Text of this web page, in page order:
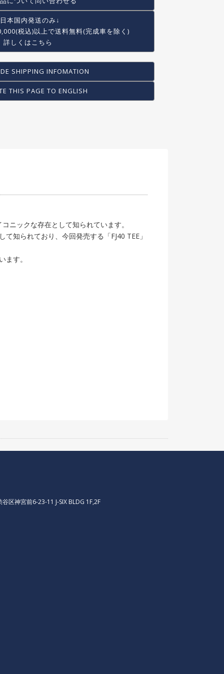
本国内発送のみ↓
税込)以上で送料無料(完成車を除く)
詳しくはこちら
SHIPPING INFOMATION
THIS PAGE TO ENGLISH
ニックな存在として知られています。
知られており、今回発売する「FJ40 TEE」
す。
区神宮前6-23-11 J-SIX BLDG 1F,2F